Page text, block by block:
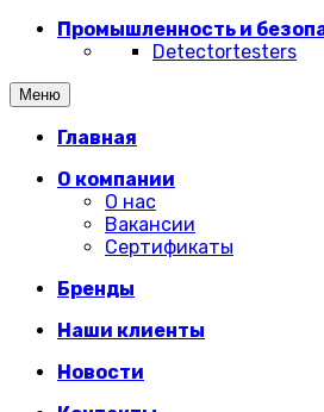
Промышленность и
Detectortesters
Меню
Главная
О компании
О нас
Вакансии
Сертификаты
Бренды
Наши клиенты
Новости